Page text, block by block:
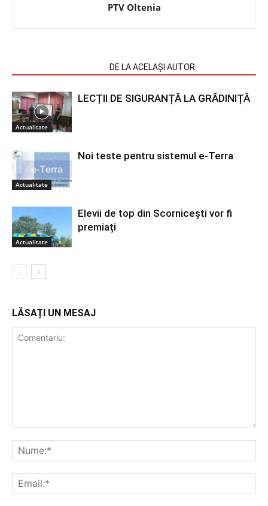
PTV Oltenia
DE LA ACELAȘI AUTOR
Actualitate
LECȚII DE SIGURANȚĂ LA GRĂDINIȚĂ
Actualitate
Noi teste pentru sistemul e-Terra
Actualitate
Elevii de top din Scornicești vor fi
premiați
LĂSAȚI UN MESAJ